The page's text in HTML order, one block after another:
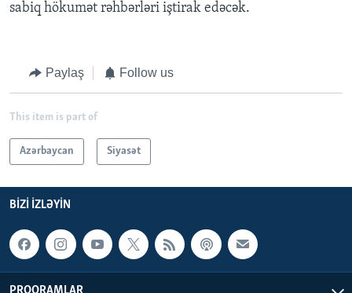
sabiq hökumət rəhbərləri iştirak edəcək.
Paylaş Follow us
This item is part of
Azərbaycan Siyasət
BIZI IZLƏYIN